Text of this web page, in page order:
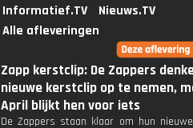
Informatief.TV
Nieuws.TV
Alle afleveringen
Zapp kerstclip: De Zappers
nieuwe kerstclip op te nemen,
April blijkt hen voor iets
De Zappers staan klaar om hun